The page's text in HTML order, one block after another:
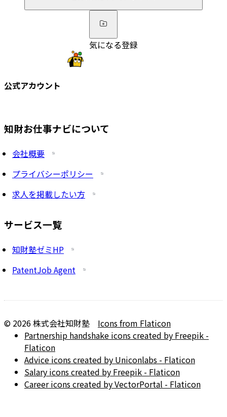
気になる登録
公式アカウント
知財お仕事ナビについて
会社概要
プライバシーポリシー
求人を掲載したい方
サービス一覧
知財塾ゼミHP
PatentJob Agent
© 2026株式会社知財塾
Icons from Flaticon
Partnership handshake icons created by Freepik -
Flaticon
Advice icons created by Uniconlabs - Flaticon
Salary icons created by Freepik - Flaticon
Career icons created by VectorPortal - Flaticon